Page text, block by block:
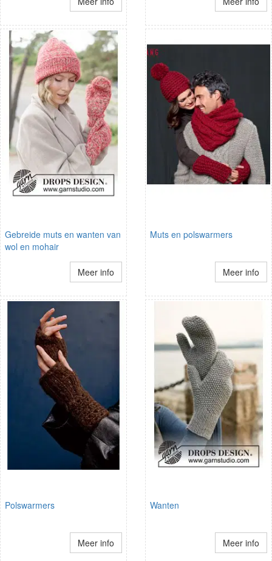
Gebreide muts en wanten van
wol en mohair
Meer info
Muts en polswarmers
Meer info
Polswarmers
Meer info
Wanten
Meer info